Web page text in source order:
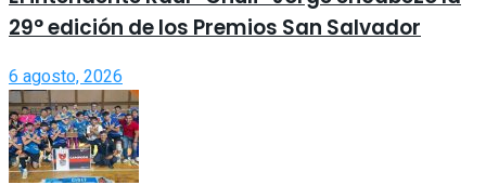
29° edición de los Premios San Salvador
6 agosto, 2026